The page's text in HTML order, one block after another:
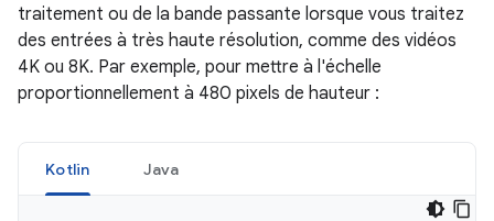
traitement ou de la bande passante lorsque vous traitez
des entrées à très haute résolution, comme des vidéos
4K ou 8K. Par exemple, pour mettre à l'échelle
proportionnellement à 480 pixels de hauteur :
Kotlin Java